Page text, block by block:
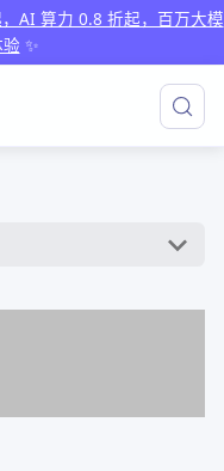
AI 算力 0.8 折起，百万大模
✨